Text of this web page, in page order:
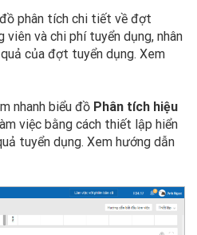
phân tích chi tiết về đợt
và chi phí tuyển dụng, nhân
của đợt tuyển dụng. Xem
nhanh biểu đồ Phân tích hiệu
việc bằng cách thiết lập hiển
tuyển dụng. Xem hướng dẫn